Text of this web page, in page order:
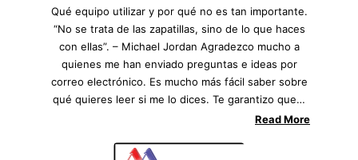
Qué equipo utilizar y por qué no es tan importante.
“No se trata de las zapatillas, sino de lo que haces
con ellas”. – Michael Jordan Agradezco mucho a
quienes me han enviado preguntas e ideas por
correo electrónico. Es mucho más fácil saber sobre
qué quieres leer si me lo dices. Te garantizo que…
Read More